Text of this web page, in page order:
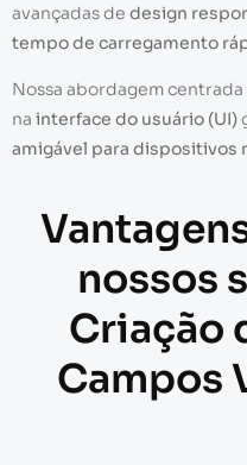
avançadas de design
tempo de carregamento
Nossa abordagem centrada
na interface do usuário (UI)
amigável para dispositivos
nossos
Criação
Campos